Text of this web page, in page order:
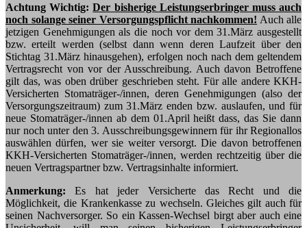
Achtung Wichtig:Der bisherige Leistungserbringer muss auch
noch solange seiner Versorgungspflicht nachkommen! Auch alle
jetzigen Genehmigungen als die noch vor dem 31.März ausgestellt
bzw. erteilt werden (selbst dann wenn deren Laufzeit über den
Stichtag 31.März hinausgehen), erfolgen noch nach dem geltendem
Vertragsrecht von vor der Ausschreibung. Auch davon Betroffene
gilt das, was oben drüber geschrieben steht. Für alle andere KKH-
Versicherten Stomaträger-/innen, deren Genehmigungen (also der
Versorgungszeitraum) zum 31.März enden bzw. auslaufen, und für
neue Stomaträger-/innen ab dem 01.April heißt dass, das Sie dann
nur noch unter den 3. Ausschreibungsgewinnern für ihr Regionallos
auswählen dürfen, wer sie weiter versorgt. Die davon betroffenen
KKH-Versicherten Stomaträger-/innen, werden rechtzeitig über die
neuen Vertragspartner bzw. Vertragsinhalte informiert.
Anmerkung: Es hat jeder Versicherte das Recht und die
Möglichkeit, die Krankenkasse zu wechseln. Gleiches gilt auch für
seinen Nachversorger. So ein Kassen-Wechsel birgt aber auch eine